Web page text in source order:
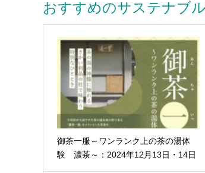
おすすめのサステナブ
御茶一服～ワンランク上の茶の湯体
験 濃茶～：2024年12月13日・14日